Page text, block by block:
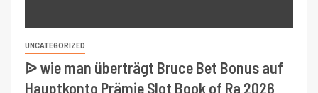
UNCATEGORIZED
ᐉ wie man überträgt Bruce Bet Bonus auf
Hauptkonto Prämie Slot Book of Ra 2026